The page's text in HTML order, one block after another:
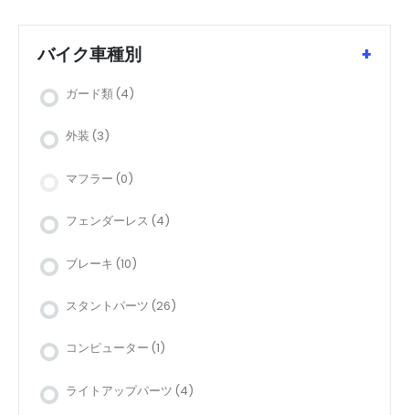
バイク車種別 +
ガード類 (4)
外装 (3)
マフラー (0)
フェンダーレス (4)
ブレーキ (10)
スタントパーツ (26)
コンピューター (1)
ライトアップパーツ (4)